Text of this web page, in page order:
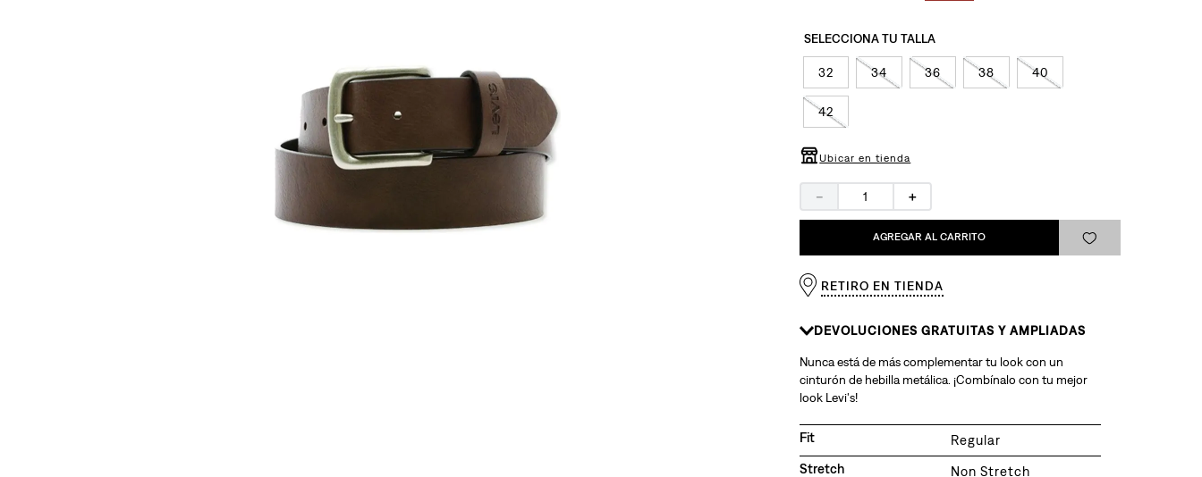
32 34 36 38 40
42
Ubicar en tienda
＋
－
AGREGAR AL CARRITO
RETIRO EN TIENDA
DEVOLUCIONES GRATUITAS Y AMPLIADAS
Nunca está de más complementar tu look con un
cinturón de hebilla metálica. ¡Combínalo con tu mejor
look Levi's!
Fit
Regular
Stretch
Non Stretch